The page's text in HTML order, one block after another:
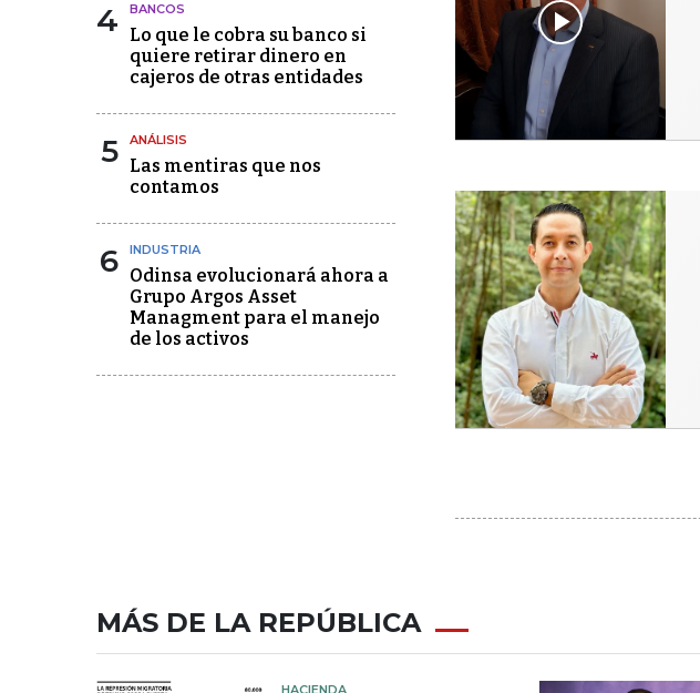
4 BANCOS
Lo que le cobra su banco si
quiere retirar dinero en
cajeros de otras entidades
5 ANÁLISIS
Las mentiras que nos
contamos
6 INDUSTRIA
Odinsa evolucionará ahora a
Grupo Argos Asset
Managment para el manejo
de los activos
MÁS DE LA REPÚBLICA
HACIENDA